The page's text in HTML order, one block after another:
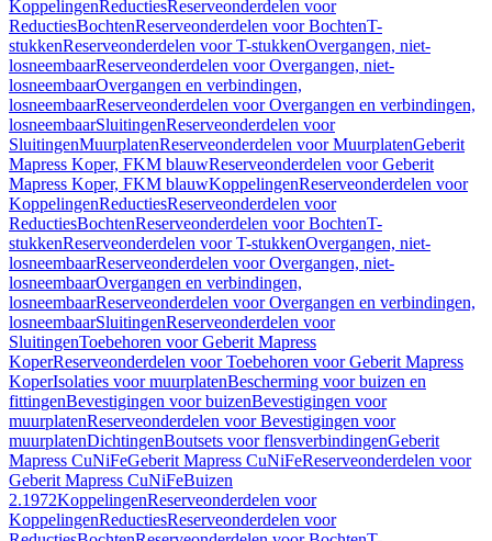
KoppelingenReductiesReserveonderdelen voor
ReductiesBochtenReserveonderdelen voor BochtenT-
stukkenReserveonderdelen voor T-stukkenOvergangen, niet-
losneembaarReserveonderdelen voor Overgangen, niet-
losneembaarOvergangen en verbindingen,
losneembaarReserveonderdelen voor Overgangen en verbindingen,
losneembaarSluitingenReserveonderdelen voor
SluitingenMuurplatenReserveonderdelen voor MuurplatenGeberit
Mapress Koper, FKM blauwReserveonderdelen voor Geberit
Mapress Koper, FKM blauwKoppelingenReserveonderdelen voor
KoppelingenReductiesReserveonderdelen voor
ReductiesBochtenReserveonderdelen voor BochtenT-
stukkenReserveonderdelen voor T-stukkenOvergangen, niet-
losneembaarReserveonderdelen voor Overgangen, niet-
losneembaarOvergangen en verbindingen,
losneembaarReserveonderdelen voor Overgangen en verbindingen,
losneembaarSluitingenReserveonderdelen voor
SluitingenToebehoren voor Geberit Mapress
KoperReserveonderdelen voor Toebehoren voor Geberit Mapress
KoperIsolaties voor muurplatenBescherming voor buizen en
fittingenBevestigingen voor buizenBevestigingen voor
muurplatenReserveonderdelen voor Bevestigingen voor
muurplatenDichtingenBoutsets voor flensverbindingenGeberit
Mapress CuNiFeGeberit Mapress CuNiFeReserveonderdelen voor
Geberit Mapress CuNiFeBuizen
2.1972KoppelingenReserveonderdelen voor
KoppelingenReductiesReserveonderdelen voor